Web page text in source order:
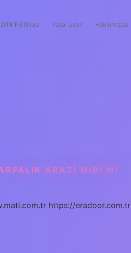
Politikası Yasal Uyarı Hakkımızda
ARAZI MIRI MI
https://eradoor.com.tr